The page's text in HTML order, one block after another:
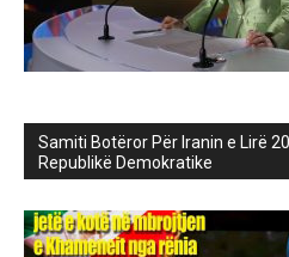
Samiti Botëror Për Iranin e Lirë
Republikë Demokratike